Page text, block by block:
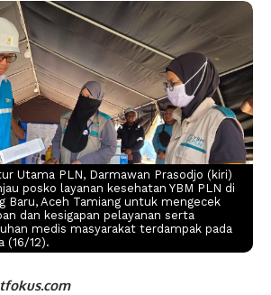
Utama PLN, Darmawan Prasodjo (kiri)
posko layanan kesehatan YBM PLN di
Baru, Aceh Tamiang untuk mengecek
dan kesigapan pelayanan serta
medis masyarakat terdampak pada
(16/12).